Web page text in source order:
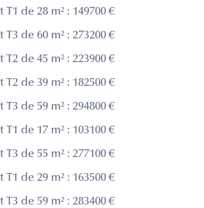
de 28 m² : 149700 €
de 60 m² : 273200 €
de 45 m² : 223900 €
de 39 m² : 182500 €
de 59 m² : 294800 €
de 17 m² : 103100 €
de 55 m² : 277100 €
de 29 m² : 163500 €
de 59 m² : 283400 €